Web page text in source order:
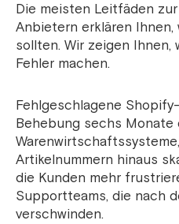
Die meisten Leitfäden
Anbietern erklären
sollten. Wir zeigen Ihnen,
Fehler machen.
Fehlgeschlagene
Behebung sechs Monate
Artikelnummern hinaus
die Kunden mehr
Supportteams, die nach
verschwinden.